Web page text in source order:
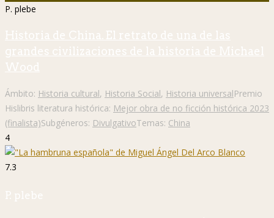
P. plebe
Historia de China. El retrato de una de las
grandes civilizaciones de la historia de Michael
Wood
Ámbito: Historia cultural, Historia Social, Historia universalPremio
Hislibris literatura histórica: Mejor obra de no ficción histórica 2023
(finalista)Subgéneros: DivulgativoTemas: China
4
7.3
P. plebe